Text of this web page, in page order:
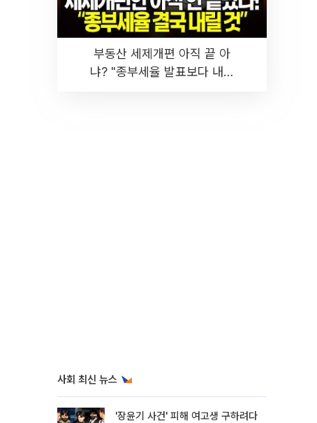
부동산 세제개편 아직 끝 아
냐? "종부세율 발표보다 내릴
사회 최신 뉴스
'장윤기 사건' 피해 여고생 구하려다